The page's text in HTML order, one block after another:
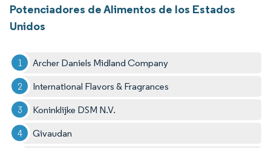
Potenciadores de Alimentos de los Estados
Unidos
Archer Daniels Midland Company
International Flavors & Fragrances
Koninklijke DSM N.V.
Givaudan